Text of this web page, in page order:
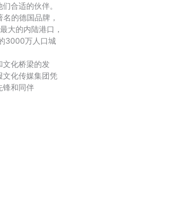
合适的伙伴。
的德国品牌，
大的内陆港口，
3000万人口城
文化桥梁的发
文化传媒集团凭
锋和同伴